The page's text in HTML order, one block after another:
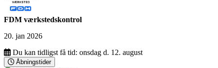
FDM værkstedskontrol
20. jan 2026
Du kan tidligst få tid: onsdag d. 12. august
Åbningstider